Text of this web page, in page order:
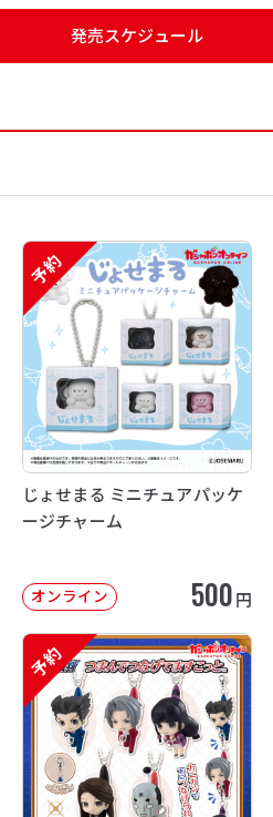
発売スケジュール
予約
じょせまる ミニチュアパッケ
ージチャーム
オンライン 500円
予約